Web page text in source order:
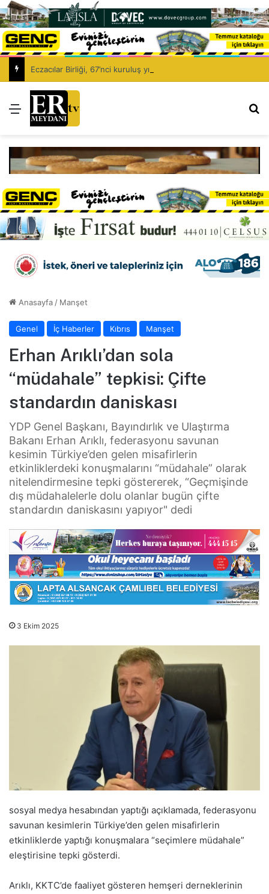
Menü
Anasayfa / Manşet
Genel İç Haberler Kıbrıs Manşet
Erhan Arıklı’dan sola
“müdahale” tepkisi: Çifte
standardın daniskası
YDP Genel Başkanı, Bayındırlık ve Ulaştırma
Bakanı Erhan Arıklı, federasyonu savunan
kesimin Türkiye’den gelen misafirlerin
etkinliklerdeki konuşmalarını “müdahale” olarak
nitelendirmesine tepki göstererek, “Geçmişinde
dış müdahalelerle dolu olanlar bugün çifte
standardın daniskasını yapıyor" dedi
3 Ekim 2025
sosyal medya hesabından yaptığı açıklamada, federasyonu
savunan kesimlerin Türkiye’den gelen misafirlerin
etkinliklerde yaptığı konuşmalara “seçimlere müdahale”
eleştirisine tepki gösterdi.
Arıklı, KKTC’de faaliyet gösteren hemşeri derneklerinin